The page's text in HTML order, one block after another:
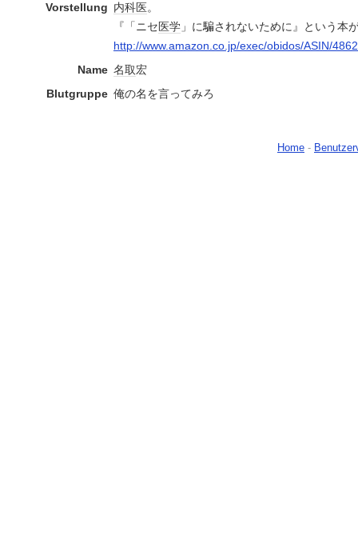
Vorstellung 内科医。
『「ニセ医学 」に騙されないために』という本
http://www.amazon.co.jp/exec/obidos/ASIN/
Name 名取宏
Blutgruppe 俺の名を言ってみろ
Home -